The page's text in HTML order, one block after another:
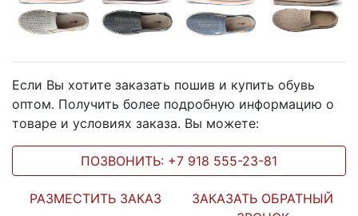
Если Вы хотите заказать пошив и купить обувь
оптом. Получить более подробную информацию о
товаре и условиях заказа. Вы можете:
ПОЗВОНИТЬ: +7 918 555-23-81
РАЗМЕСТИТЬ ЗАКАЗ
ЗАКАЗАТЬ ОБРАТНЫЙ